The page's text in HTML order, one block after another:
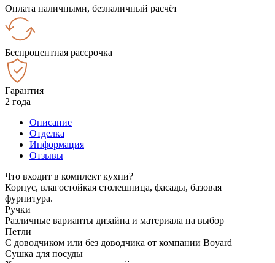
Оплата наличными, безналичный расчёт
Беспроцентная рассрочка
Гарантия
2 года
Описание
Отделка
Информация
Отзывы
Что входит в комплект кухни?
Корпус, влагостойкая столешница, фасады, базовая
фурнитура.
Ручки
Различные варианты дизайна и материала на выбор
Петли
С доводчиком или без доводчика от компании Boyard
Сушка для посуды